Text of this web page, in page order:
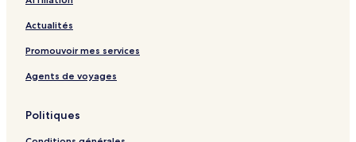
Actualités
Promouvoir mes services
Agents de voyages
Politiques